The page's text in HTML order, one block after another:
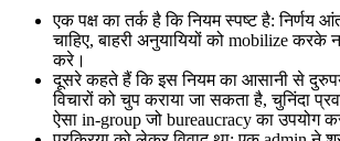
एक पक्ष का तर्क है कि नियम स्पष्ट है: निर्णय
चाहिए, बाहरी अनुयायियों को mobilize करके
करे।
दूसरे कहते हैं कि इस नियम का आसानी से
विचारों को चुप कराया जा सकता है, चुनिंदा
ऐसा in-group जो bureaucracy का उपयोग